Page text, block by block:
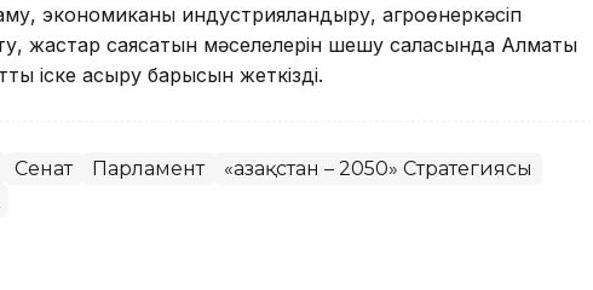
экономиканы индустрияландыру, агроөнеркәсіп
жастар саясатын мәселелерін шешу саласында Алматы
іске асыру барысын жеткізді.
Сенат Парламент
«Қазақстан – 2050» Стратегиясы